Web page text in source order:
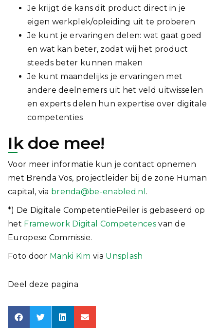
Je krijgt de kans dit product direct in je
eigen werkplek/opleiding uit te proberen
Je kunt je ervaringen delen: wat gaat goed
en wat kan beter, zodat wij het product
steeds beter kunnen maken
Je kunt maandelijks je ervaringen met
andere deelnemers uit het veld uitwisselen
en experts delen hun expertise over digitale
competenties
Ik doe mee!
Voor meer informatie kun je contact opnemen
met Brenda Vos, projectleider bij de zone Human
capital, via brenda@be-enabled.nl .
*) De Digitale CompetentiePeiler is gebaseerd op
het Framework Digital Competencesvan de
Europese Commissie.
Foto door Manki Kim via Unsplash
Deel deze pagina